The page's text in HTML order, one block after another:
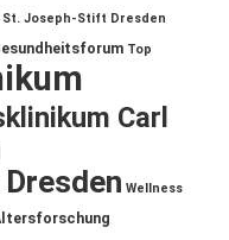
St. Joseph-Stift Dresden
Top
Carl
Wellness